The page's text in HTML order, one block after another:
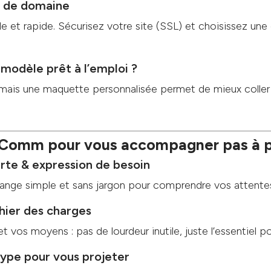
domaine
et rapide. Sécurisez votre site (SSL) et choisissez
prêt à l’emploi ?
une maquette personnalisée permet de mieux
pour vous accompagner pas à
& expression de besoin
simple et sans jargon pour comprendre vos
des charges
vos moyens : pas de lourdeur inutile, juste l’essentiel
pour vous projeter